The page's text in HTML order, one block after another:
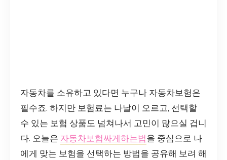
자동차를 소유하고 있다면 누구나 자동차보험은
필수죠. 하지만 보험료는 나날이 오르고, 선택할
수 있는 보험 상품도 넘쳐나서 고민이 많으실 겁니
다. 오늘은 자동차보험싸게하는법을 중심으로 나
에게 맞는 보험을 선택하는 방법을 공유해 보려 해